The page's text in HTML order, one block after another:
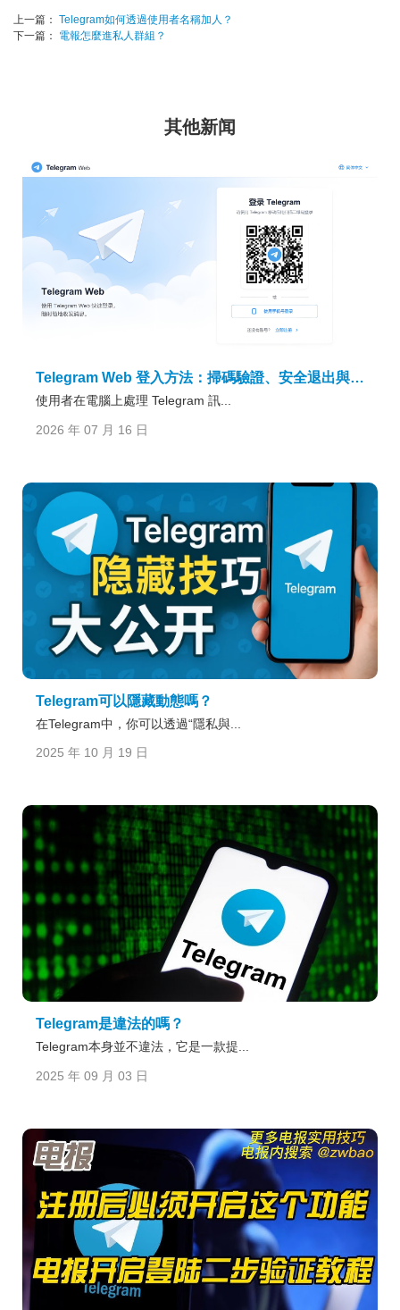
上一篇： Telegram如何透過使用者名稱加人？
下一篇：
電報怎麼進私人群組？
其他新闻
Telegram Web 登入方法：掃碼驗證、安全退出與常見問題
使用者在電腦上處理 Telegram 訊...
2026 年 07 月 16 日
Telegram可以隱藏動態嗎？
在Telegram中，你可以透過“隱私與...
2025 年 10 月 19 日
Telegram是違法的嗎？
Telegram本身並不違法，它是一款提...
2025 年 09 月 03 日